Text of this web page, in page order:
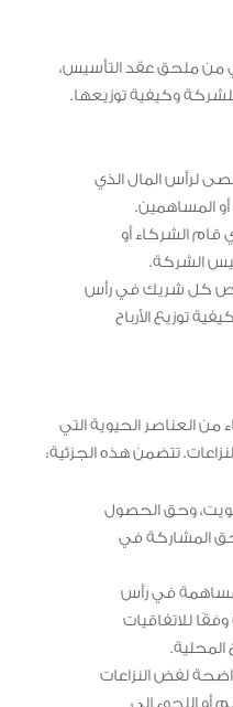
من ملحق عقد التأسيس،
وكيفية توزيعها.
لرأس المال الذي
المساهمين.
قام الشركاء أو
الشركة.
كل شريك في رأس
توزيع الأرباح
العناصر الحيوية التي
تتضمن هذه الجزئية:
وحق الحصول
وحق المشاركة في
في رأس
للاتفاقيات
المحلية.
لفض النزاعات
أو اللجوء إلى